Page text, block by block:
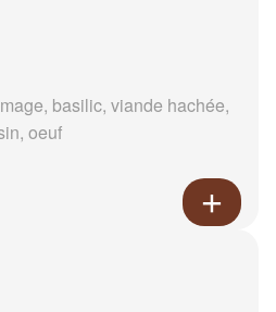
basilic, viande hachée,
oeuf